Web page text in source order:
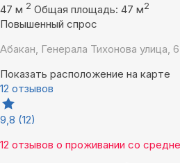
47 м 2 Общая площадь: 47 м2
Повышенный спрос
Абакан, Генерала Тихонова улица, 6
Показать расположение на карте
12 отзывов
9,8 (12)
12 отзывов о проживании со